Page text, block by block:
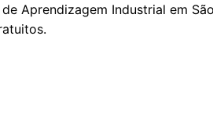
Aprendizagem Industrial em